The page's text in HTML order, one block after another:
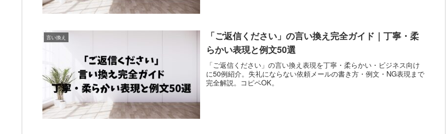
言い換え
「ご返信ください」の言い換え完全ガイド｜丁寧・柔
らかい表現と例文50選
「ご返信ください」の言い換え表現を丁寧・柔らかい・ビジネス向け
に50例紹介。失礼にならない依頼メールの書き方・例文・NG表現まで
完全解説。コピペOK。